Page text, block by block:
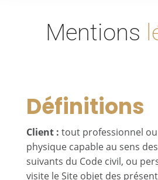
Mentions
Définitions
Client : tout professionnel
physique capable au sens
suivants du Code civil, ou
visite le Site objet des